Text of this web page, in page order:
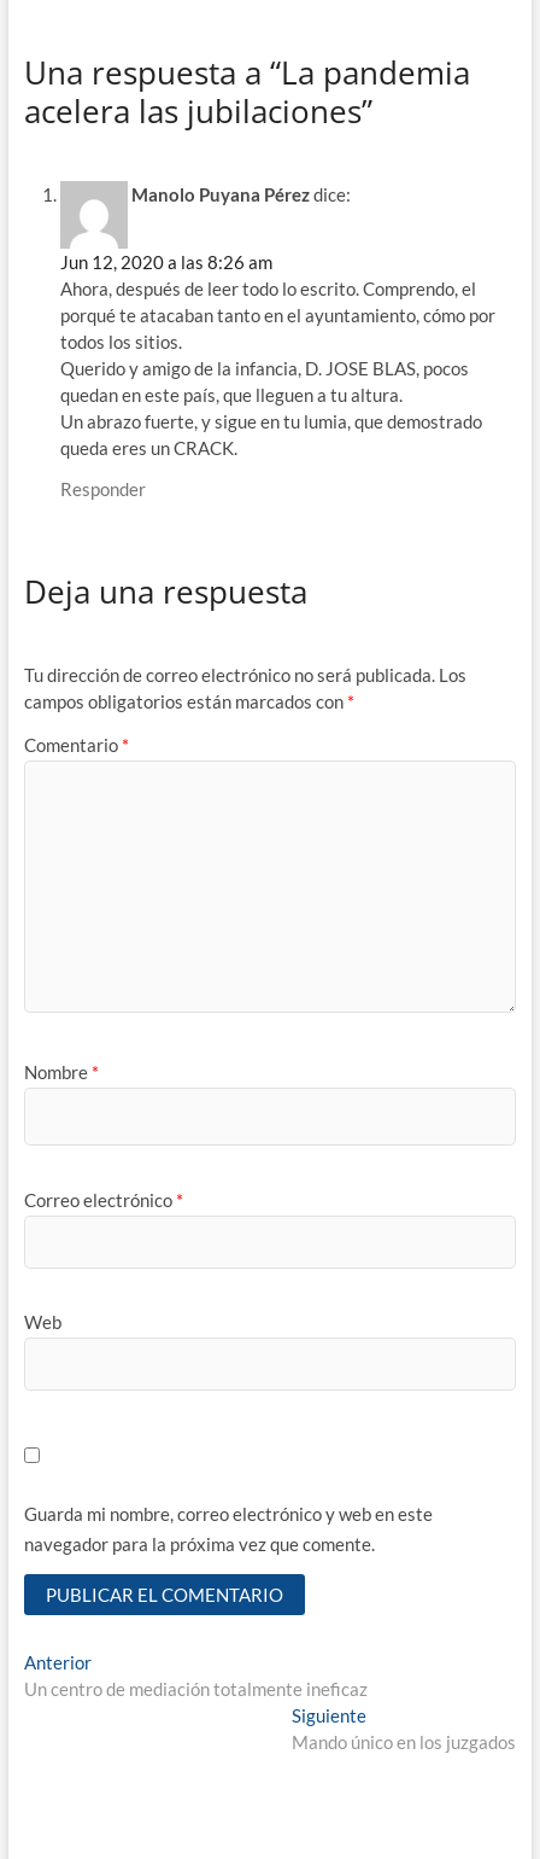
Una respuesta a “La pandemia
acelera las jubilaciones”
Manolo Puyana Pérezdice:
Jun 12, 2020 a las 8:26 am
Ahora, después de leer todo lo escrito. Comprendo, el
porqué te atacaban tanto en el ayuntamiento, cómo por
todos los sitios.
Querido y amigo de la infancia, D. JOSE BLAS, pocos
quedan en este país, que lleguen a tu altura.
Un abrazo fuerte, y sigue en tu lumia, que demostrado
queda eres un CRACK.
Responder
Deja una respuesta
Tu dirección de correo electrónico no será publicada. Los
campos obligatorios están marcados con *
Comentario *
Nombre *
Correo electrónico *
Web
Guarda mi nombre, correo electrónico y web en este
navegador para la próxima vez que comente.
Navegación
de
AnteriorEntrada
anterior:
Un centro de mediación totalmente ineficaz
SiguienteEntrada
siguiente:
Mando único en los juzgados